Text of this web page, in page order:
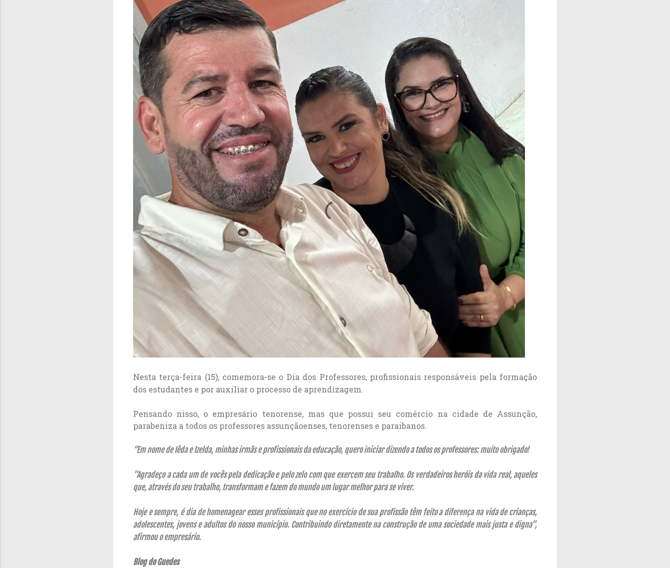
Nesta terça-feira (15), comemora-se o Dia dos Professores, profissionais responsáveis pela formação
dos estudantes e por auxiliar o processo de aprendizagem.
Pensando nisso, o empresário tenorense, mas que possui seu comércio na cidade de Assunção,
parabeniza a todos os professores assunçãoenses, tenorenses e paraibanos.
“Em nome de Iêda e Izelda, minhas irmãs e profissionais da educação, quero iniciar dizendo a todos os professores: muito obrigado!
"Agradeço a cada um de vocês pela dedicação e pelo zelo com que exercem seu trabalho. Os verdadeiros heróis da vida real, aqueles
que, através do seu trabalho, transformam e fazem do mundo um lugar melhor para se viver.
Hoje e sempre, é dia de homenagear esses profissionais que no exercício de sua profissão têm feito a diferença na vida de crianças,
adolescentes, jovens e adultos do nosso município. Contribuindo diretamente na construção de uma sociedade mais justa e digna",
afirmou o empresário.
Blog do Guedes